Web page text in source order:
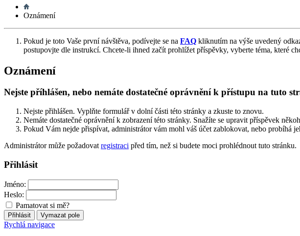
Oznámení
Pokud je toto Vaše první návštěva, podívejte se na FAQ kliknutím na výše uvedený
postupovjte dle instrukcí. Chcete-li ihned začít prohlížet příspěvky, vyberte téma, které
Oznámení
Nejste příhlášen, nebo nemáte dostatečné oprávnění k přístupu na tuto
Nejste přihlášen. Vyplňte formulář v dolní části této stránky a zkuste to znovu.
Nemáte dostatečné oprávnění k zobrazení této stránky. Snažíte se upravit příspěvek
Pokud Vám nejde přispívat, administrátor vám mohl váš účet zablokovat, nebo probíhá
Administrátor může požadovat registraci před tím, než si budete moci prohlédnout tuto stránku.
Přihlásit
Jméno:
Heslo:
Pamatovat si mě?
Rychlá navigace